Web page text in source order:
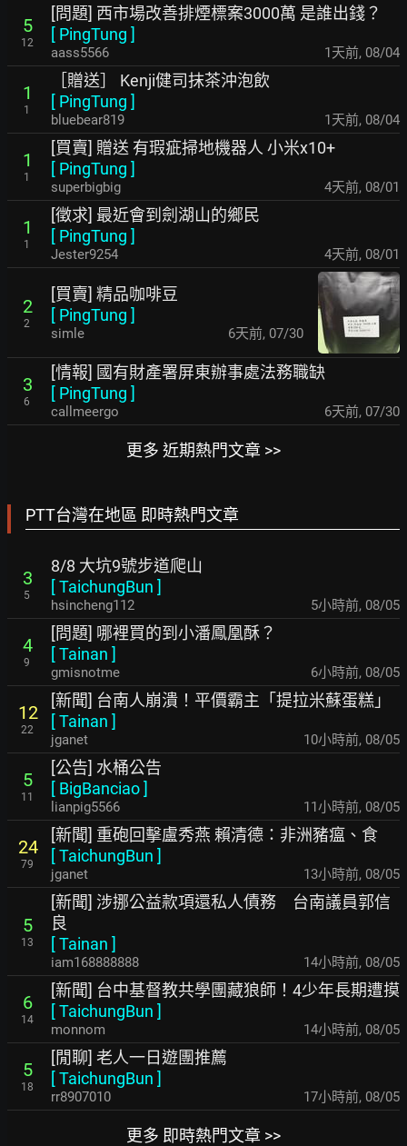
5
12
[問題] 西市場改善排煙標案3000萬 是誰出錢？
[ PingTung ]
aass5566 1天前, 08/04
1
1
［贈送］ Kenji健司抹茶沖泡飲
[ PingTung ]
bluebear819 1天前, 08/04
1
1
[買賣] 贈送 有瑕疵掃地機器人 小米x10+
[ PingTung ]
superbigbig 4天前, 08/01
1
1
[徵求] 最近會到劍湖山的鄉民
[ PingTung ]
Jester9254 4天前, 08/01
2
2
[買賣] 精品咖啡豆
[ PingTung ]
simle 6天前, 07/30
3
6
[情報] 國有財產署屏東辦事處法務職缺
[ PingTung ]
callmeergo 6天前, 07/30
更多 近期熱門文章 >>
PTT台灣在地區 即時熱門文章
3
5
8/8 大坑9號步道爬山
[TaichungBun ]
hsincheng112 5小時前, 08/05
4
9
[問題] 哪裡買的到小潘鳳凰酥？
[Tainan ]
gmisnotme 6小時前, 08/05
12
22
[新聞] 台南人崩潰！平價霸主「提拉米蘇蛋糕」
[Tainan ]
jganet 10小時前, 08/05
5
11
[公告] 水桶公告
[ BigBanciao]
lianpig5566 11小時前, 08/05
24
79
[新聞] 重砲回擊盧秀燕 賴清德：非洲豬瘟、食
[TaichungBun ]
jganet 13小時前, 08/05
5
13
[新聞] 涉挪公益款項還私人債務 台南議員郭信
良
[Tainan ]
iam168888888 14小時前, 08/05
6
14
[新聞] 台中基督教共學團藏狼師！4少年長期遭摸
[TaichungBun ]
monnom 14小時前, 08/05
5
18
[閒聊] 老人一日遊團推薦
[TaichungBun ]
rr8907010 17小時前, 08/05
更多 即時熱門文章 >>